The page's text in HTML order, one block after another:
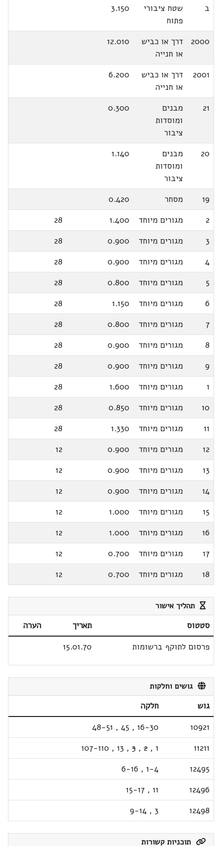
ב
שטח ציבורי
פתוח
3.150
2000
דרך או כביש
או חנייה
12.010
2001
דרך או כביש
או חנייה
6.200
21
מבנים
ומוסדות
ציבור
0.300
20
מבנים
ומוסדות
ציבור
1.140
19 מסחר
0.420
2
מגורים מיוחד 1.400
28
3
מגורים מיוחד 0.900
28
4
מגורים מיוחד 0.900
28
5
מגורים מיוחד 0.800
28
6
מגורים מיוחד 1.150
28
7
מגורים מיוחד 0.800
28
8
מגורים מיוחד 0.900
28
9
מגורים מיוחד 0.900
28
1
מגורים מיוחד 1.600
28
10
מגורים מיוחד 0.850
28
11
מגורים מיוחד 1.330
28
12
מגורים מיוחד 0.900
12
13
מגורים מיוחד 0.900
12
14
מגורים מיוחד 0.900
12
15
מגורים מיוחד 1.000
12
16
מגורים מיוחד 1.000
12
17
מגורים מיוחד 0.700
12
18
מגורים מיוחד 0.700
12
תהליך אישור
סטטוס תאריך
הערה
פרסום לתוקף ברשומות
15.01.70
גושים וחלקות
גוש
חלקה
10921
16-30
,
45
,
48-51
11211
1
,
2
,
3
,
13
,
107-110
12495
1-4
,
6-16
12496
11
,
15-17
12498
3
,
9-14
תוכניות קשורות